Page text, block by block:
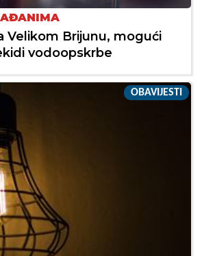
Velikom Brijunu, mogući
vodoopskrbe
OBAVIJESTI